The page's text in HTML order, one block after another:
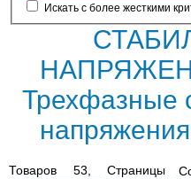
Искать с более жесткими
Трехфазные
Товаров 53, Страницы